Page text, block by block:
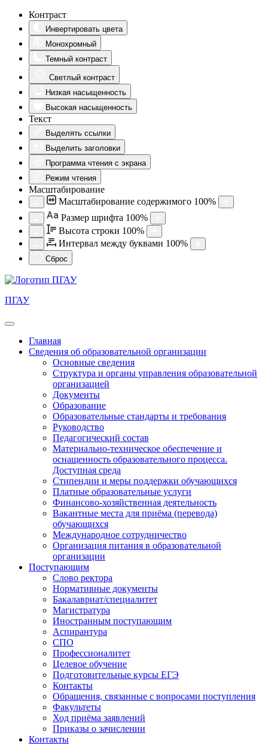
Контраст
Инвертировать цвета
Монохромный
Темный контраст
Светлый контраст
Низкая насыщенность
Высокая насыщенность
Текст
Выделять ссылки
Выделить заголовки
Программа чтения с экрана
Режим чтения
Масштабирование
Масштабирование содержимого 100%
Aa Размер шрифта 100%
Высота строки 100%
Интервал между буквами 100%
Сброс
ПГАУ
Главная
Сведения об образовательной организации
Основные сведения
Структура и органы управления образовательной
организацией
Документы
Образование
Образовательные стандарты и требования
Руководство
Педагогический состав
Материально-техническое обеспечение и
оснащенность образовательного процесса.
Доступная среда
Стипендии и меры поддержки обучающихся
Платные образовательные услуги
Финансово-хозяйственная деятельность
Вакантные места для приёма (перевода)
обучающихся
Международное сотрудничество
Организация питания в образовательной
организации
Поступающим
Слово ректора
Нормативные документы
Бакалавриат/специалитет
Магистратура
Иностранным поступающим
Аспирантура
СПО
Профессионалитет
Целевое обучение
Подготовительные курсы ЕГЭ
Контакты
Обращения, связанные с вопросами поступления
Факультеты
Ход приёма заявлений
Приказы о зачислении
Контакты